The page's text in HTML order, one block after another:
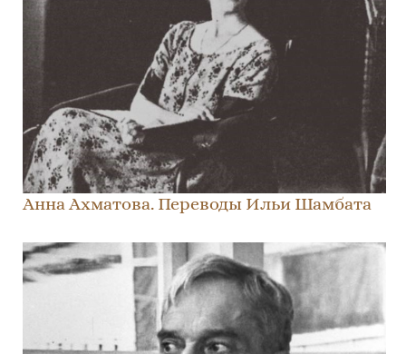
Анна Ахматова. Переводы Ильи Шамбата